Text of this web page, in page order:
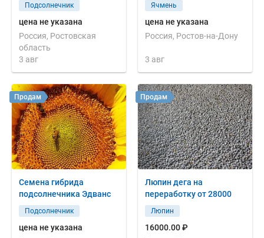
Подсолнечник
цена не указана
Россия, Ростовская
область
3 авг
Ячмень
цена не указана
Россия, Ростов-на-Дону
3 авг
Семена гибрида
подсолнечника Эдванс
Подсолнечник
цена не указана
Продам
Люпин дега на
переработку от 28000
Люпин
16000.00 ₽
Продам